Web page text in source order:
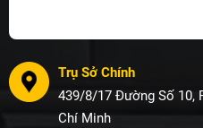
Trụ Sở Chính
439/8/17 Đường Số 10,
Chí Minh